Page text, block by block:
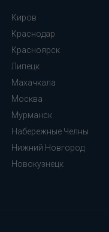
Киров
Краснодар
Красноярск
Липецк
Махачкала
Москва
Мурманск
Набережные Челны
Нижний Новгород
Новокузнецк